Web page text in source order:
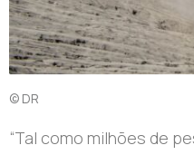
© DR
“Tal como milhões de